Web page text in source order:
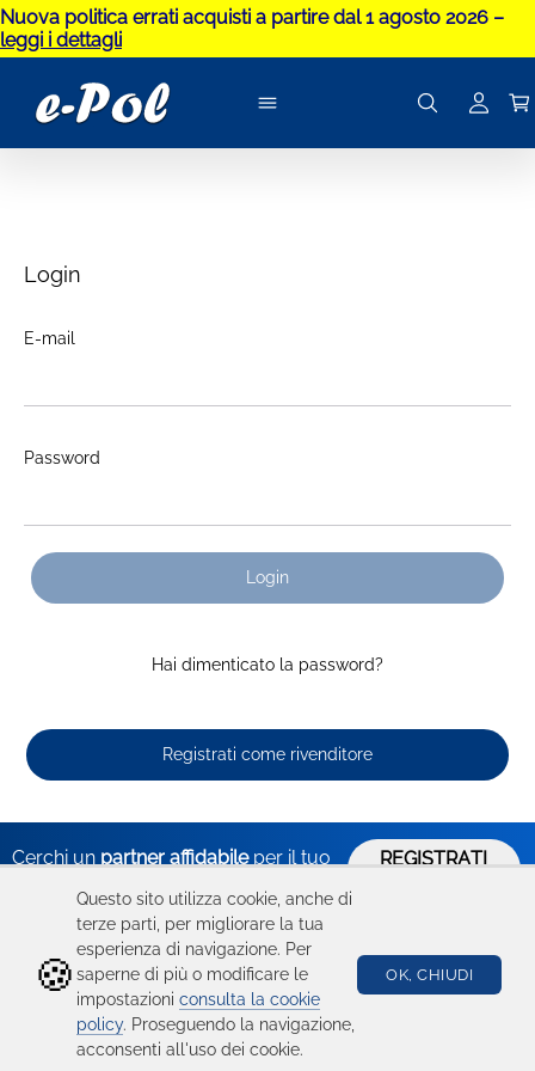
Nuova politica errati acquisti a partire dal 1 agosto 2026 –
leggi i dettagli
Login
E-mail
Password
Login
Hai dimenticato la password?
Registrati come rivenditore
Cerchi un partner affidabileper il tuo
REGISTRATI
Hai bisogno
di aiuto?
Condizioni d'uso
Catalogo
Ricambi
Device
Seguici su
🍪
Questo sito utilizza cookie, anche di
terze parti, per migliorare la tua
esperienza di navigazione. Per
saperne di più o modificare le
impostazioni consulta la cookie
policy. Proseguendo la navigazione,
acconsenti all'uso dei cookie.
OK, CHIUDI